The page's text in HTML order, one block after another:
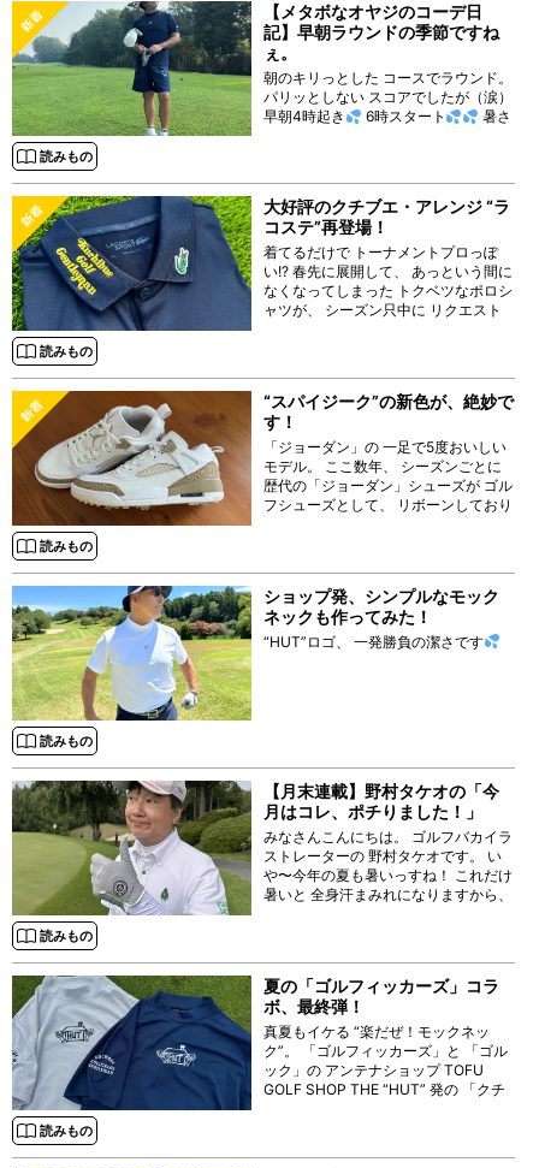
読みもの
【メタボなオヤジのコーデ日
記】早朝ラウンドの季節ですね
ぇ。
朝のキリっとした コースでラウンド。
パリッとしない スコアでしたが（涙）
早朝4時起き
6時スタート
暑さ
トルマン ◯
読みもの
大好評のクチブエ・アレンジ “ラ
コステ”再登場！
着てるだけで トーナメントプロっぽ
い!? 春先に展開して、 あっという間に
なくなってしまった トクベツなポロシ
ャツが、 シーズン只中に リクエスト
読みもの
“スパイジーク”の新色が、絶妙で
す！
「ジョーダン」の 一足で5度おいしい
モデル。 ここ数年、 シーズンごとに
歴代の「ジョーダン」シューズが ゴル
フシューズとして、 リボーンしており
読みもの
ショップ発、シンプルなモック
ネックも作ってみた！
“HUT”ロゴ、 一発勝負の潔さです
読みもの
【月末連載】野村タケオの「今
月はコレ、ポチりました！」
みなさんこんにちは。 ゴルフバカイラ
ストレーターの 野村タケオです。 い
や〜今年の夏も暑いっすね！ これだけ
暑いと 全身汗まみれになりますから、
読みもの
夏の「ゴルフィッカーズ」コラ
ボ、最終弾！
真夏もイケる “楽だぜ！モックネッ
ク”。 「ゴルフィッカーズ」と 「ゴル
ック」の アンテナショップ TOFU
GOLF SHOP THE “HUT” 発の 「クチ